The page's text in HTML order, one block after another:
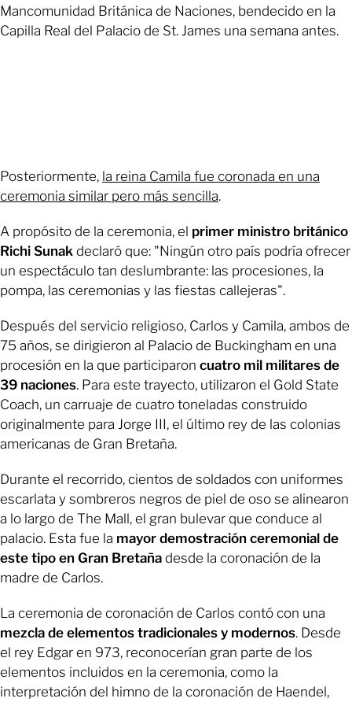
Mancomunidad Británica de Naciones, bendecido en la
Capilla Real del Palacio de St. James una semana antes.
Posteriormente, la reina Camila fue coronada en una
ceremonia similar pero más sencilla.
A propósito de la ceremonia, el primer ministro británico
Richi Sunak declaró que: "Ningún otro país podría ofrecer
un espectáculo tan deslumbrante: las procesiones, la
pompa, las ceremonias y las fiestas callejeras".
Después del servicio religioso, Carlos y Camila, ambos de
75 años, se dirigieron al Palacio de Buckingham en una
procesión en la que participaron cuatro mil militares de
39 naciones. Para este trayecto, utilizaron el Gold State
Coach, un carruaje de cuatro toneladas construido
originalmente para Jorge III, el último rey de las colonias
americanas de Gran Bretaña.
Durante el recorrido, cientos de soldados con uniformes
escarlata y sombreros negros de piel de oso se alinearon
a lo largo de The Mall, el gran bulevar que conduce al
palacio. Esta fue la mayor demostración ceremonial de
este tipo en Gran Bretaña desde la coronación de la
madre de Carlos.
La ceremonia de coronación de Carlos contó con una
mezcla de elementos tradicionales y modernos. Desde
el rey Edgar en 973, reconocerían gran parte de los
elementos incluidos en la ceremonia, como la
interpretación del himno de la coronación de Haendel,